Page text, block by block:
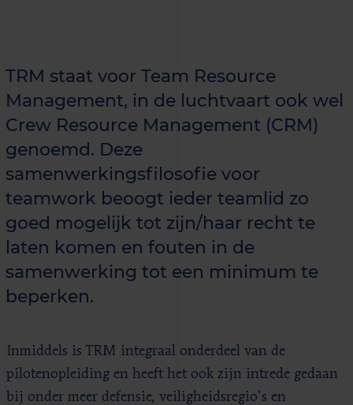
TRM staat voor Team Resource
Management, in de luchtvaart ook wel
Crew Resource Management (CRM)
genoemd. Deze
samenwerkingsfilosofie voor
teamwork beoogt ieder teamlid zo
goed mogelijk tot zijn/haar recht te
laten komen en fouten in de
samenwerking tot een minimum te
beperken.
Inmiddels is TRM integraal onderdeel van de
pilotenopleiding en heeft het ook zijn intrede gedaan
bij onder meer defensie, veiligheidsregio’s en